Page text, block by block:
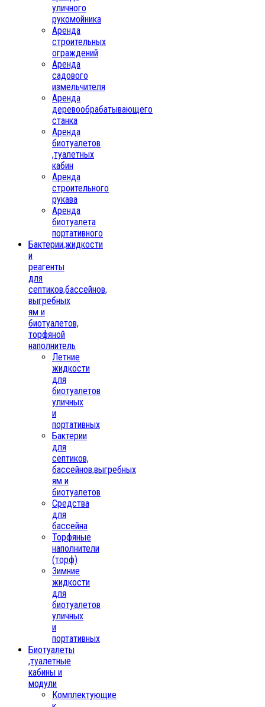
уличного
рукомойника
Аренда
строительных
ограждений
Аренда
садового
измельчителя
Аренда
деревообрабатывающего
станка
Аренда
биотуалетов
,туалетных
кабин
Аренда
строительного
рукава
Аренда
биотуалета
портативного
Бактерии,жидкости
и
реагенты
для
септиков,бассейнов,
выгребных
ям и
биотуалетов,
торфяной
наполнитель
Летние
жидкости
для
биотуалетов
уличных
и
портативных
Бактерии
для
септиков,
бассейнов,выгребных
ям и
биотуалетов
Средства
для
бассейна
Торфяные
наполнители
(торф)
Зимние
жидкости
для
биотуалетов
уличных
и
портативных
Биотуалеты
,туалетные
кабины и
модули
Комплектующие